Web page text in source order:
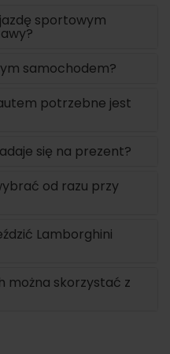
sportowym
samochodem?
potrzebne jest
się na prezent?
od razu przy
Lamborghini
można skorzystać z